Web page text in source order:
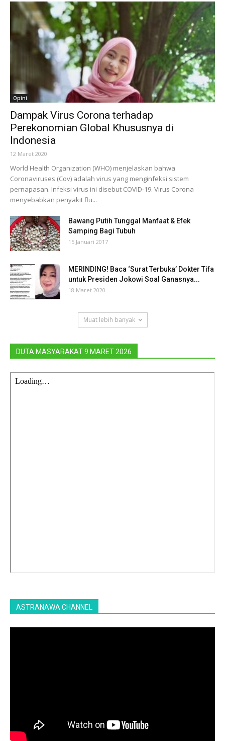
Opini
Dampak Virus Corona terhadap
Perekonomian Global Khususnya di
Indonesia
12 Maret 2020
World Health Organization (WHO) menjelaskan bahwa
Coronaviruses (Cov) adalah virus yang menginfeksi sistem
pernapasan. Infeksi virus ini disebut COVID-19. Virus Corona
menyebabkan penyakit flu...
Bawang Putih Tunggal Manfaat & Efek
Samping Bagi Tubuh
15 Januari 2017
MERINDING! Baca ‘Surat Terbuka’ Dokter Tifa
untuk Presiden Jokowi Soal Ganasnya...
18 Maret 2020
Muat lebih banyak
DUTA MASYARAKAT 9 MARET 2026
ASTRANAWA CHANNEL